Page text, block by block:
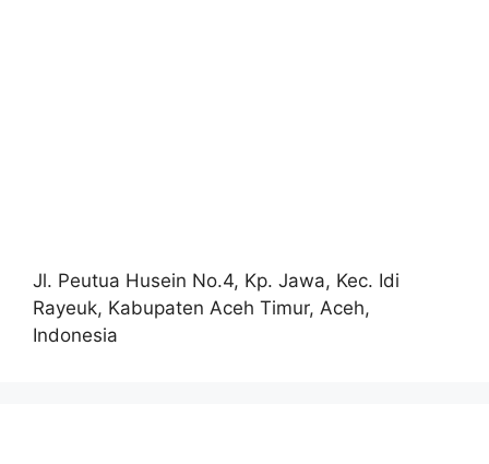
Jl. Peutua Husein No.4, Kp. Jawa, Kec. Idi
Rayeuk, Kabupaten Aceh Timur, Aceh,
Indonesia